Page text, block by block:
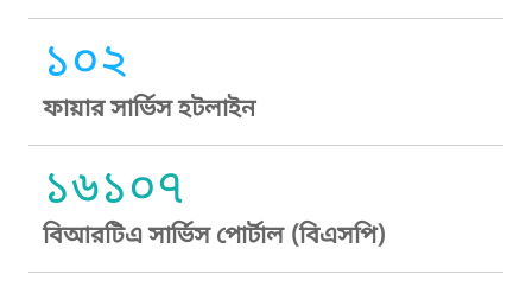
১০২
ফায়ার সার্ভিস হটলাইন
১৬১০৭
বিআরটিএ সার্ভিস পোর্টাল (বিএসপি)